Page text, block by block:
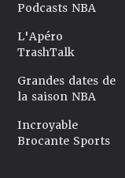
Podcasts NBA
L'Apéro
TrashTalk
Grandes dates de
la saison NBA
Incroyable
Brocante Sports